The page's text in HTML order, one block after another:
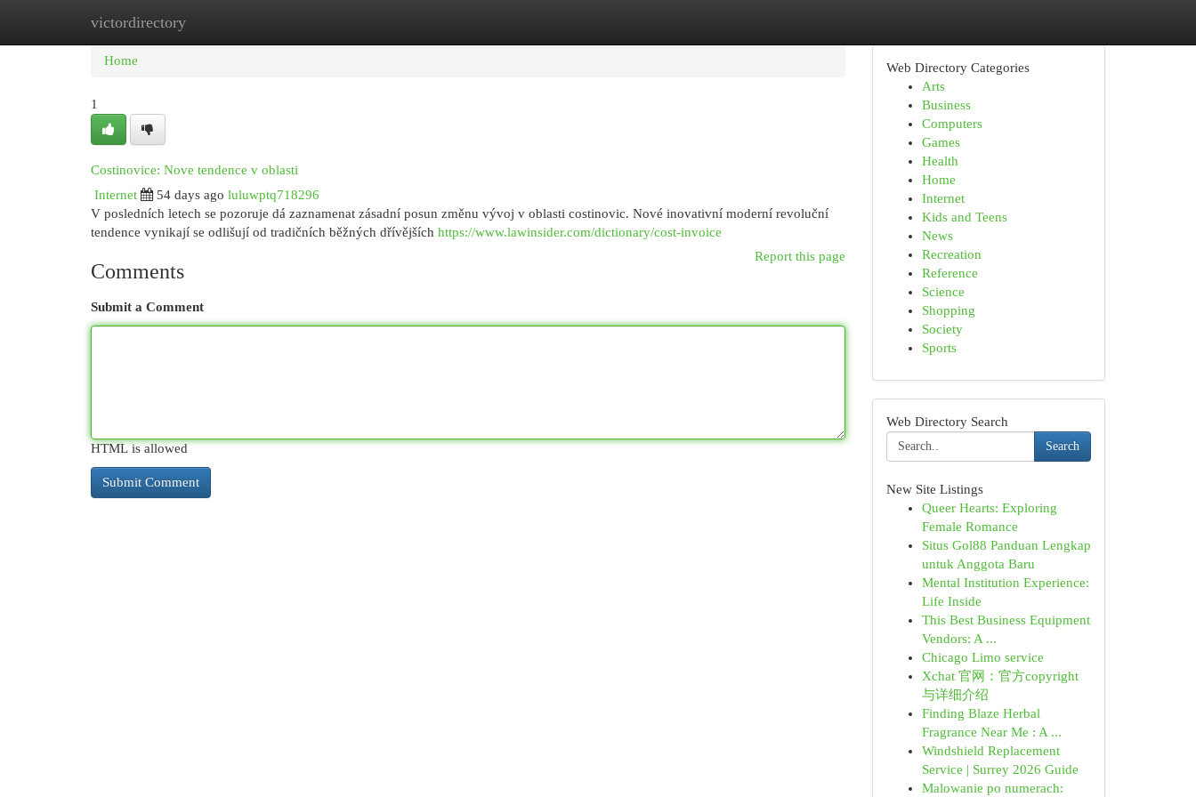
victordirectory
Home New Site Listings
Home
1
Costinovice: Nove tendence v oblasti
Internet
54 days ago luluwptq718296
V posledních letech se pozoruje dá zaznamenat zásadní posun změnu vývoj v oblasti costinovic. Nové inovativní moderní revoluční
tendence vynikají se odlišují od tradičních běžných dřívějších https://www.lawinsider.com/dictionary/cost-invoice
Report this page
Comments
Submit a Comment
HTML is allowed
Web Directory Categories
Arts
Business
Computers
Games
Health
Home
Internet
Kids and Teens
News
Recreation
Reference
Science
Shopping
Society
Sports
Web Directory Search
Search
New Site Listings
Queer Hearts: Exploring
Female Romance
Situs Gol88 Panduan Lengkap
untuk Anggota Baru
Mental Institution Experience:
Life Inside
This Best Business Equipment
Vendors: A ...
Chicago Limo service
Xchat 官网：官方copyright
与详细介绍
Finding Blaze Herbal
Fragrance Near Me : A ...
Windshield Replacement
Service | Surrey 2026 Guide
Malowanie po numerach: